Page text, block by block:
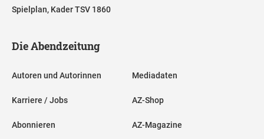
Spielplan, Kader TSV 1860
Die Abendzeitung
Autoren und Autorinnen
Karriere / Jobs
Abonnieren
Mediadaten
AZ-Shop
AZ-Magazine